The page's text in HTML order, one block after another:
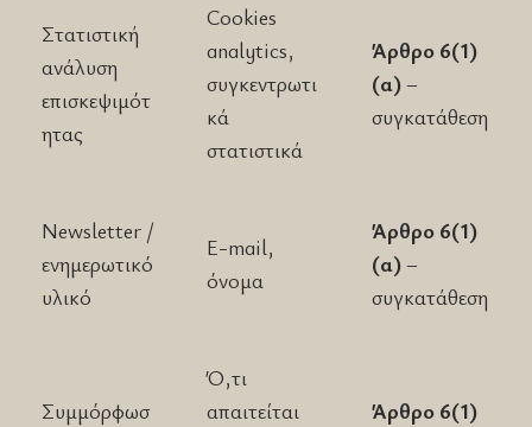
Στατιστική
ανάλυση
επισκεψιμότ
ητας
Cookies
analytics,
συγκεντρωτι
κά
στατιστικά
Άρθρο 6(1)
(α)–
συγκατάθεση
Newsletter /
ενημερωτικό
υλικό
E-mail,
όνομα
Άρθρο 6(1)
(α)–
συγκατάθεση
Συμμόρφωσ
Ό,τι
απαιτείται
Άρθρο 6(1)